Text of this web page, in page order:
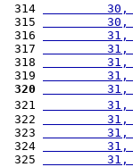
314
30,
315
30,
316
31,
317
31,
318
31,
319
31,
320
31,
321
31,
322
31,
323
31,
324
31,
325
31,